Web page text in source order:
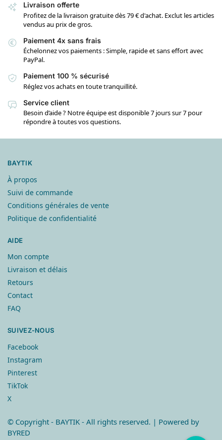
Livraison offerte
Profitez de la livraison gratuite dès 79 € d'achat. Exclut les articles
vendus au prix de gros.
Paiement 4x sans frais
Échelonnez vos paiements : Simple, rapide et sans effort avec
PayPal.
Paiement 100 % sécurisé
Réglez vos achats en toute tranquillité.
Service client
Besoin d’aide ? Notre équipe est disponible 7 jours sur 7 pour
répondre à toutes vos questions.
BAYTIK
À propos
Suivi de commande
Conditions générales de vente
Politique de confidentialité
AIDE
Mon compte
Livraison et délais
Retours
Contact
FAQ
SUIVEZ-NOUS
Facebook
Instagram
Pinterest
TikTok
X
© Copyright - BAYTIK - All rights reserved. | Powered by
BYRED